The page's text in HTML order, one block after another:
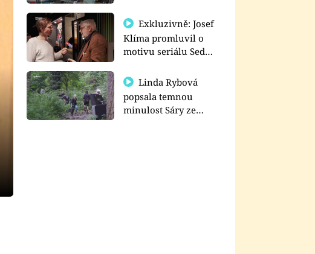
prima+
Exkluzivně: Josef
Klíma promluvil o
motivu seriálu Sedm
Linda Rybová
popsala temnou
minulost Sáry ze